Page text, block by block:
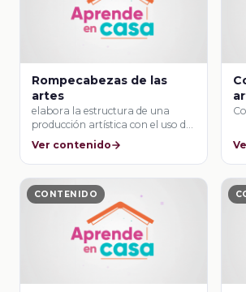
Rompecabezas de las
artes
elabora la estructura de una
producción artística con el uso de
los …
Ver contenido
CONTENIDO